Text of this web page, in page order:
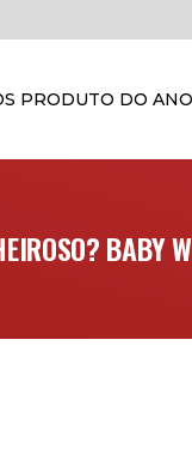
PRODUTO DO ANO
BABY